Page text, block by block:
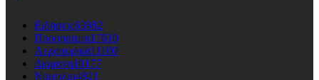
Ειδησεις63982
Προορισμοι17610
Αεροπορικά11100
Διαμονη10177
Ναυτιλια4821